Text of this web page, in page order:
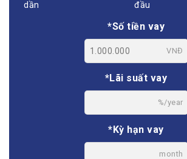
dần
đầu
*Số tiền vay
VNĐ
*Lãi suất vay
%/year
*Kỳ hạn vay
month